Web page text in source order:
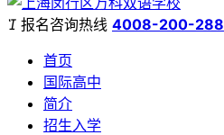
 报名咨询热线 4008-200-288
首页
国际高中
简介
招生入学